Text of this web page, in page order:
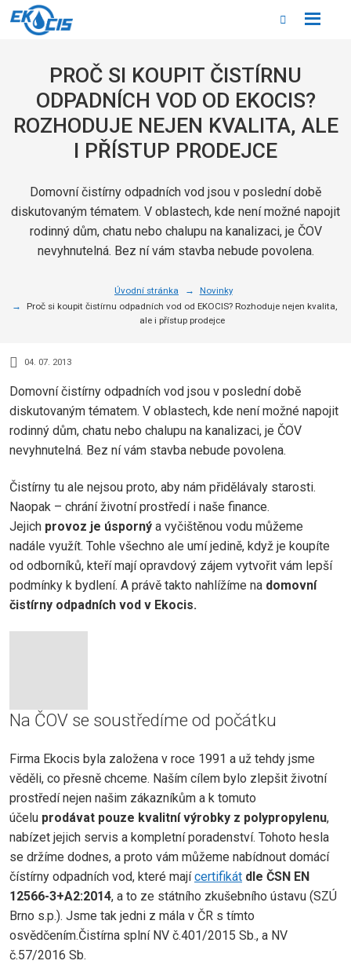
PROČ SI KOUPIT ČISTÍRNU
ODPADNÍCH VOD OD EKOCIS?
ROZHODUJE NEJEN KVALITA, ALE
I PŘÍSTUP PRODEJCE
Domovní čistírny odpadních vod jsou v poslední době
diskutovaným tématem. V oblastech, kde není možné napojit
rodinný dům, chatu nebo chalupu na kanalizaci, je ČOV
nevyhnutelná. Bez ní vám stavba nebude povolena.
Úvodní stránka
Novinky
Proč si koupit čistírnu odpadních vod od EKOCIS? Rozhoduje nejen kvalita,
ale i přístup prodejce
04. 07. 2013
Domovní čistírny odpadních vod jsou v poslední době
diskutovaným tématem. V oblastech, kde není možné napojit
rodinný dům, chatu nebo chalupu na kanalizaci, je ČOV
nevyhnutelná. Bez ní vám stavba nebude povolena.
Čistírny tu ale nejsou proto, aby nám přidělávaly starosti.
Naopak – chrání životní prostředí i naše finance.
Jejich provoz je úsporný a vyčištěnou vodu můžeme
nadále využít. Tohle všechno ale umí jedině, když je koupíte
od odborníků, kteří mají opravdový zájem vytvořit vám lepší
podmínky k bydlení. A právě takto nahlížíme na domovní
čistírny odpadních vod v Ekocis.
Na ČOV se soustředíme od počátku
Firma Ekocis byla založena v roce 1991 a už tehdy jsme
věděli, co přesně chceme. Naším cílem bylo zlepšit životní
prostředí nejen našim zákazníkům a k tomuto
účelu prodávat pouze kvalitní výrobky z polypropylenu,
nabízet jejich servis a kompletní poradenství. Tohoto hesla
se držíme dodnes, a proto vám můžeme nabídnout domácí
čístírny odpadních vod, které majícertifikát dle ČSN EN
12566-3+A2:2014, a to ze státního zkušebního ústavu (SZÚ
Brno s.p.). Jsme tak jedni z mála v ČR s tímto
osvědčením.Čistírna splní NV č.401/2015 Sb., a NV
č.57/2016 Sb.